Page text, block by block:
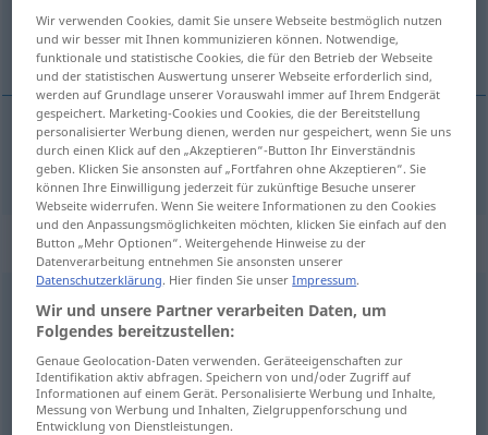
Übersicht aller Übersetzungen
(Für mehr Details die Übersetzung anklicken/antippen)
gerieben → siehe „reiben“
„gerieben“: Adjektiv
gerieben [-ˈriːbən]adj
Übersicht aller Übersetzungen
(Für mehr Details die Übersetzung anklicken/antippen)
grated lemon zest grated orange zest
Wir verwenden Cookies, damit Sie unsere Webseite bestmöglich nutzen
und wir besser mit Ihnen kommunizieren können. Notwendige,
funktionale und statistische Cookies, die für den Betrieb der Webseite
und der statistischen Auswertung unserer Webseite erforderlich sind,
werden auf Grundlage unserer Vorauswahl immer auf Ihrem Endgerät
gespeichert. Marketing-Cookies und Cookies, die der Bereitstellung
personalisierter Werbung dienen, werden nur gespeichert, wenn Sie uns
durch einen Klick auf den „Akzeptieren“-Button Ihr Einverständnis
geben. Klicken Sie ansonsten auf „Fortfahren ohne Akzeptieren“. Sie
können Ihre Einwilligung jederzeit für zukünftige Besuche unserer
Webseite widerrufen. Wenn Sie weitere Informationen zu den Cookies
und den Anpassungsmöglichkeiten möchten, klicken Sie einfach auf den
Button „Mehr Optionen“. Weitergehende Hinweise zu der
Datenverarbeitung entnehmen Sie ansonsten unserer
Datenschutzerklärung. Hier finden Sie unserImpressum.
Wir und unsere Partner verarbeiten Daten, um
Folgendes bereitzustellen:
Genaue Geolocation-Daten verwenden. Geräteeigenschaften zur
Identifikation aktiv abfragen. Speichern von und/oder Zugriff auf
Informationen auf einem Gerät. Personalisierte Werbung und Inhalte,
Messung von Werbung und Inhalten, Zielgruppenforschung und
Entwicklung von Dienstleistungen.